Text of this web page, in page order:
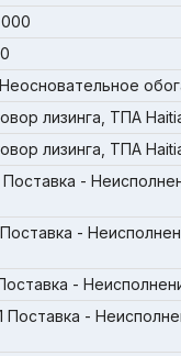
лизинга, ТПА
лизинга, ТПА
-
-
-
-